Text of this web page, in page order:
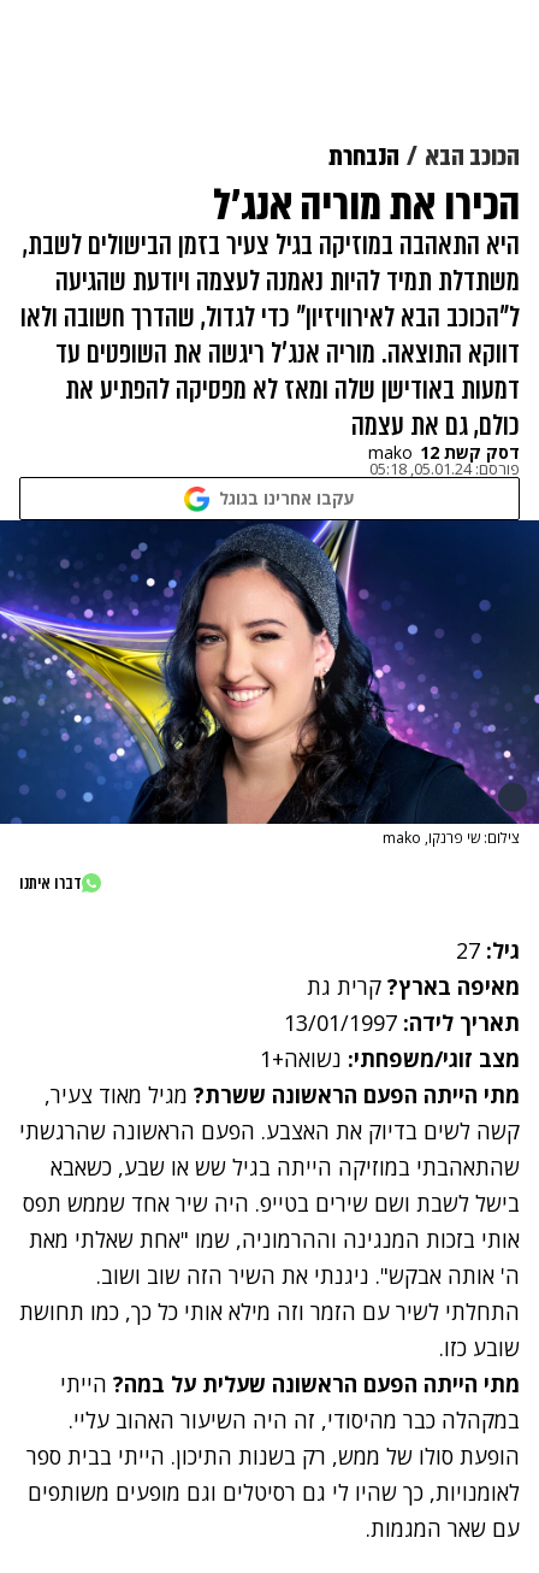
הכוכב הבא הנבחרת
הכירו את מוריה אנג'ל
היא התאהבה במוזיקה בגיל צעיר בזמן הבישולים לשבת,
משתדלת תמיד להיות נאמנה לעצמה ויודעת שהגיעה
ל"הכוכב הבא לאירוויזיון" כדי לגדול, שהדרך חשובה ולאו
דווקא התוצאה. מוריה אנג'ל ריגשה את השופטים עד
דמעות באודישן שלה ומאז לא מפסיקה להפתיע את
כולם, גם את עצמה
דסק קשת 12 mako
פורסם:05.01.24, 05:18
עקבו אחרינו בגוגל
צילום: שי פרנקו, mako
דברו איתנו
גיל:
מאיפה בארץ? קרית גת
תאריך לידה:
מצב זוגי/משפחתי: נשואה+1
מתי הייתה הפעם הראשונה ששרת? מגיל מאוד צעיר,
קשה לשים בדיוק את האצבע. הפעם הראשונה שהרגשתי
שהתאהבתי במוזיקה הייתה בגיל שש או שבע, כשאבא
בישל לשבת ושם שירים בטייפ. היה שיר אחד שממש תפס
אותי בזכות המנגינה וההרמוניה, שמו "אחת שאלתי מאת
ה' אותה אבקש". ניגנתי את השיר הזה שוב ושוב.
התחלתי לשיר עם הזמר וזה מילא אותי כל כך, כמו תחושת
שובע כזו.
מתי הייתה הפעם הראשונה שעלית על במה? הייתי
במקהלה כבר מהיסודי, זה היה השיעור האהוב עליי.
הופעת סולו של ממש, רק בשנות התיכון. הייתי בבית ספר
לאומנויות, כך שהיו לי גם רסיטלים וגם מופעים משותפים
עם שאר המגמות.